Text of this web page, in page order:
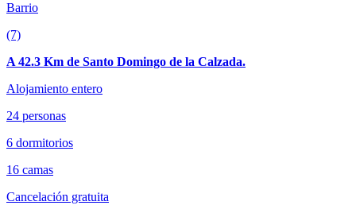
Barrio
(7)
A 42.3 Km de Santo Domingo de la Calzada.
Alojamiento entero
24 personas
6 dormitorios
16 camas
Cancelación gratuita